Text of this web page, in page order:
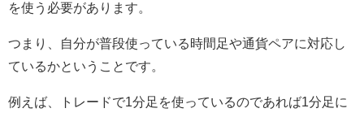
を使う必要があります。
つまり、自分が普段使っている時間足や通貨ペアに対応し
ているかということです。
例えば、トレードで1分足を使っているのであれば1分足に